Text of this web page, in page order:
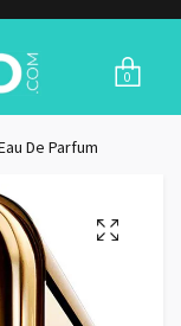
0
De Parfum